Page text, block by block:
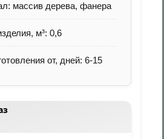
массив дерева, фанера
м³: 0,6
от, дней: 6-15